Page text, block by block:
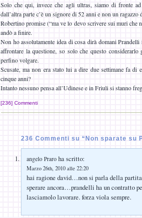
Solo che qui, invece che agli ultras, siamo di fronte
dall’altra parte c’è un signore di 52 anni e non un ragazzo
Robertino promise (“ma ve lo devo scrivere sui muri che
andò a finire.
Non ho assolutamente idea di cosa dirà domani
affrontare la questione, so solo che questo
perfino volgare.
Scusate, ma non era stato lui a dire due settimane fa di
cinque anni?
Intanto nessuno pensa all’Udinese e in Friuli si stanno
[236] Commenti
236 Commenti su “Non sparate su
angelo Praro ha scritto:
Marzo 26th, 2010 alle 22:20
hai ragione david…non si parla della
sperare ancora…prandelli ha un contratto
lasciamolo lavorare. forza viola sempre.